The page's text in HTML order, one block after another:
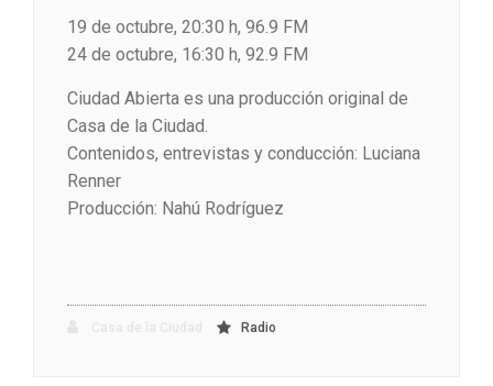
19 de octubre, 20:30 h, 96.9 FM
24 de octubre, 16:30 h, 92.9 FM
Ciudad Abierta es una producción original de
Casa de la Ciudad.
Contenidos, entrevistas y conducción: Luciana
Renner
Producción: Nahú Rodríguez
Radio